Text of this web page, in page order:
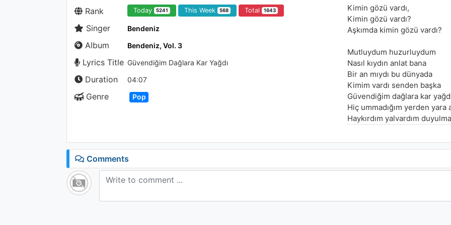
Rank Today 5241 This Week 568 Total 1643
Singer Bendeniz
Album Bendeniz, Vol. 3
Lyrics Title Güvendiğim Dağlara Kar Yağdı
Duration 04:07
Genre Pop
Kimin gözü vardı,
Kimin gözü vardı?
Aşkımda kimin gözü vardı?
Mutluydum huzurluydum
Nasıl kıydın anlat bana
Bir an mıydı bu dünyada
Kimim vardı senden başka
Güvendiğim dağlara kar
Hiç ummadığım yerden yara
Haykırdım yalvardım
Güvendiğim dağlara kar
Hiç ummadığım yerden yara
Aşkımda kimin gözü vardi
Comments